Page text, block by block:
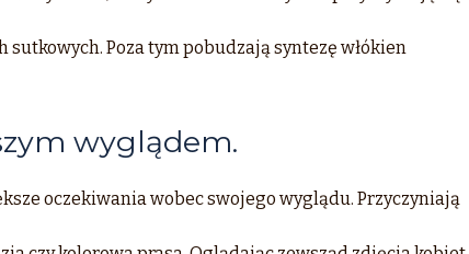
Poza tym pobudzają syntezę włókien
wyglądem.
oczekiwania wobec swojego wyglądu. Przyczyniają